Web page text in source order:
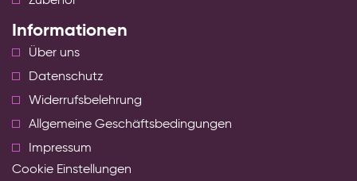
Informationen
Über uns
Datenschutz
Widerrufsbelehrung
Allgemeine Geschäftsbedingungen
Impressum
Cookie Einstellungen